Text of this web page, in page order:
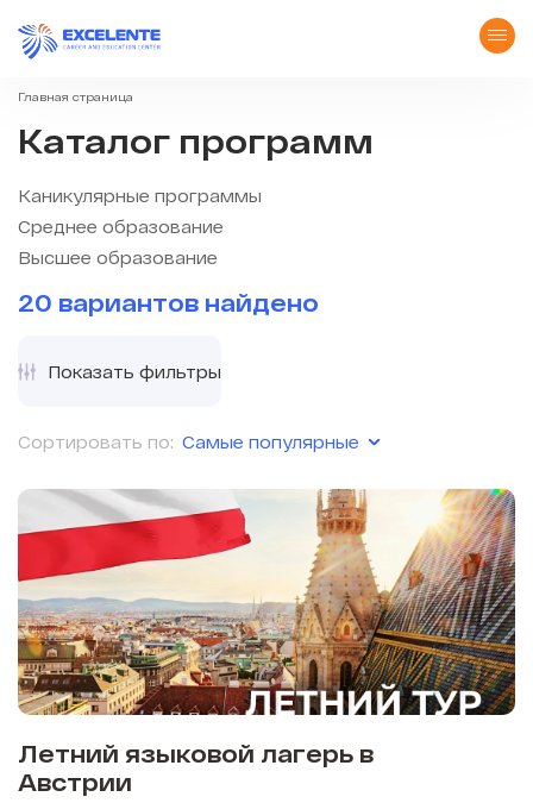
Главная страница
Каталог программ
Каникулярные программы
Среднее образование
Высшее образование
20 вариантов найдено
Сортировать по: Самые популярные
Показать фильтры
Летний языковой лагерь в
Австрии